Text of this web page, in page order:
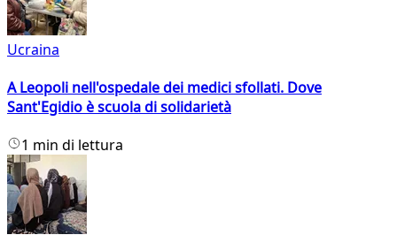
Ucraina
A Leopoli nell'ospedale dei medici sfollati. Dove
Sant'Egidio è scuola di solidarietà
1 min di lettura